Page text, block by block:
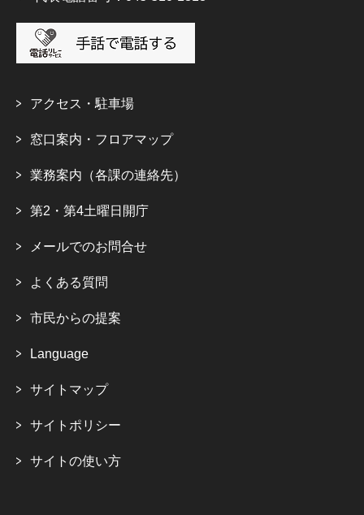
アクセス・駐車場
窓口案内・フロアマップ
業務案内（各課の連絡先）
第2・第4土曜日開庁
メールでのお問合せ
よくある質問
市民からの提案
Language
サイトマップ
サイトポリシー
サイトの使い方